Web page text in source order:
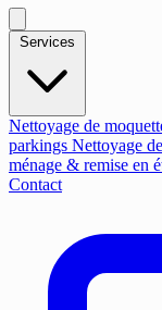
Nettoyage de
parkings Nettoyage
ménage & remise en
Contact